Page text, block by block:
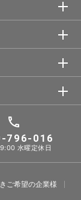
796-016
水曜定休日
ご希望の企業様